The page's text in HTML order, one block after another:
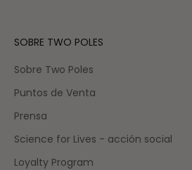
SOBRE TWO POLES
Sobre Two Poles
Puntos de Venta
Prensa
Science for Lives - acción social
Loyalty Program